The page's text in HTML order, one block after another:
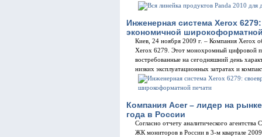
Инженерная система Xerox
экономичной
Киев, 24 ноября 2009 г. – Компания Xerox
Xerox 6279. Этот монохромный цифровой
востребованные на сегодняшний день
низких эксплуатационных затратах и
Компания Acer – лидер на
года в России
Согласно отчету аналитического
ЖК мониторов в России в 3-м квартале